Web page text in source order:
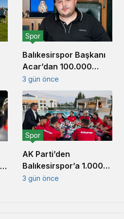
Balıkesirspor Başkanı
Acar’dan 100.000
Forma Kampanyası
Açıklaması
Spor
3 gün önce
AK Parti’den
Balıkesirspor’a 1.000
Forma Desteği
Spor
3 gün önce